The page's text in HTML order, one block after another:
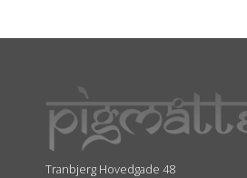
Tranbjerg Hovedgade 48